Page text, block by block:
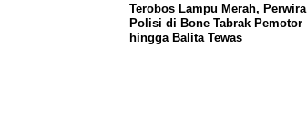
Terobos Lampu Merah, Perwira
Polisi di Bone Tabrak Pemotor
hingga Balita Tewas